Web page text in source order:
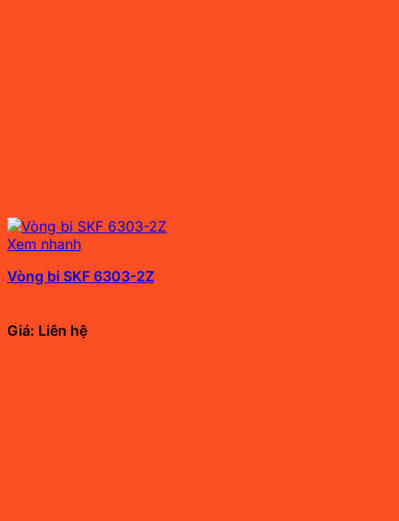
Xem nhanh
Vòng bi SKF 6303-2Z
Giá: Liên hệ